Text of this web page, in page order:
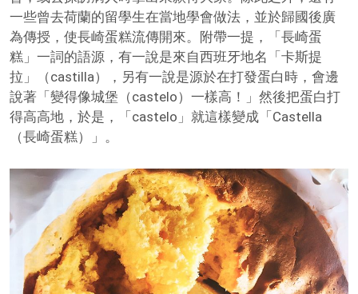
一些曾去荷蘭的留學生在當地學會做法，並於歸國後廣
為傳授，使長崎蛋糕流傳開來。附帶一提，「長崎蛋
糕」一詞的語源，有一說是來自西班牙地名「卡斯提
拉」（castilla），另有一說是源於在打發蛋白時，會邊
說著「變得像城堡（castelo）一樣高！」然後把蛋白打
得高高地，於是，「castelo」就這樣變成「Castella
（長崎蛋糕）」。